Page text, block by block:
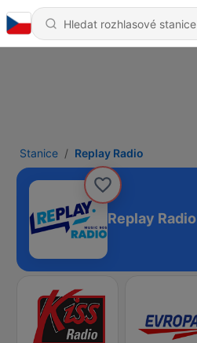
Stanice Replay Radio
Replay Radio